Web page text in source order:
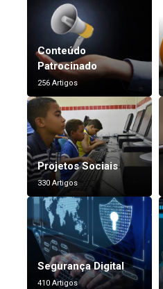
Conteúdo
Patrocinado
256 Artigos
Projetos Sociais
330 Artigos
Segurança Digital
410 Artigos